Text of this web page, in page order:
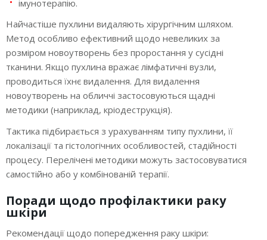
імунотерапію.
Найчастіше пухлини видаляють хірургічним шляхом.
Метод особливо ефективний щодо невеликих за
розміром новоутворень без проростання у сусідні
тканини. Якщо пухлина вражає лімфатичні вузли,
проводиться їхнє видалення. Для видалення
новоутворень на обличчі застосовуються щадні
методики (наприклад, кріодеструкція).
Тактика підбирається з урахуванням типу пухлини, її
локалізації та гістологічних особливостей, стадійності
процесу. Перелічені методики можуть застосовуватися
самостійно або у комбінованій терапії.
Поради щодо профілактики раку
шкіри
Рекомендації щодо попередження раку шкіри: